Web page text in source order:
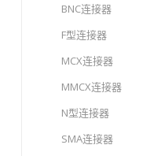
BNC连接器
F型连接器
MCX连接器
MMCX连接器
N型连接器
SMA连接器